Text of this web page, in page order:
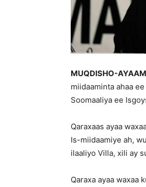
MUQDISHO-
miidaaminta ahaa
Soomaaliya ee
Qaraxaas ayaa
Is-miidaamiye ah,
ilaaliyo Villa, xili ay
Qaraxa ayaa waxaa